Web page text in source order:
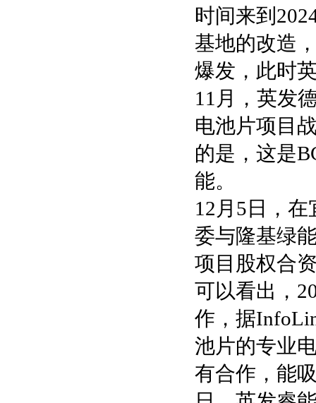
时间来到
基地的改造
爆发，此时
11月，英发
电池片项目
的是，这是
能。
12月5日，
委与隆基绿
项目股权合
可以看出，
作，据
池片的专业
有合作，能